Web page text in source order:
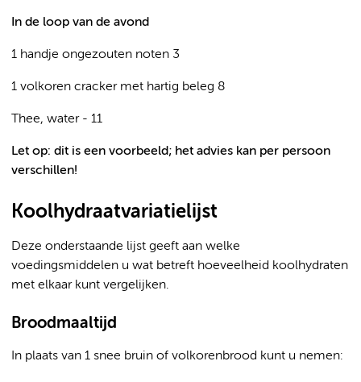
In de loop van de avond
1 handje ongezouten noten 3
1 volkoren cracker met hartig beleg 8
Thee, water - 11
Let op: dit is een voorbeeld; het advies kan per persoon
verschillen!
Koolhydraatvariatielijst
Deze onderstaande lijst geeft aan welke
voedingsmiddelen u wat betreft hoeveelheid koolhydraten
met elkaar kunt vergelijken.
Broodmaaltijd
In plaats van 1 snee bruin of volkorenbrood kunt u nemen: